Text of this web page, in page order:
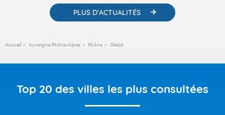
PLUS D'ACTUALITÉS
Accueil Auvergne-Rhône-Alpes Rhône Gleizé
Top 20 des villes les plus consultées